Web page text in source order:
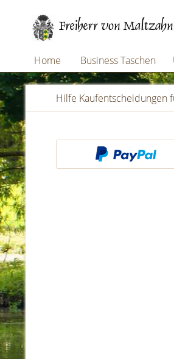
Home Business Taschen
Hilfe Kaufentscheidungen